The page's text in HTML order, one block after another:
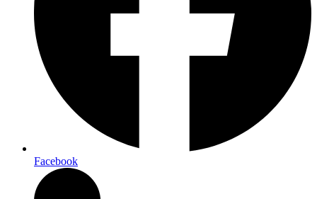
Facebook